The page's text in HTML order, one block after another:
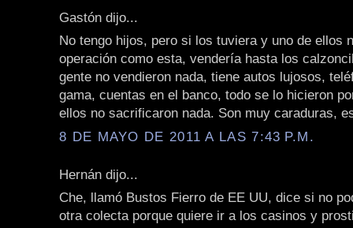
Gastón dijo...
No tengo hijos, pero si los tuviera y uno de ellos
operación como esta, vendería hasta los
gente no vendieron nada, tiene autos lujosos,
gama, cuentas en el banco, todo se lo hicieron
ellos no sacrificaron nada. Son muy caraduras,
8 DE MAYO DE 2011 A LAS 7:43 P.M.
Hernán dijo...
Che, llamó Bustos Fierro de EE UU, dice si no
otra colecta porque quiere ir a los casinos y